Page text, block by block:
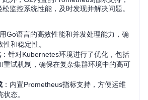
监控系统性能，及时发现并解决问题。
Go语言的高效性能和并发处理能力，确
和稳定性。
：针对Kubernetes环境进行了优化，包括
重试机制，确保在复杂集群环境中的高可
：内置Prometheus指标支持，方便运维
态。